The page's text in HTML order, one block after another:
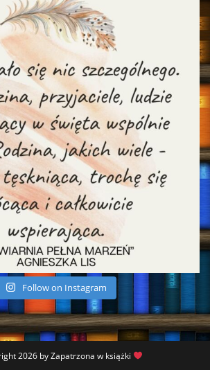
Follow on Instagram
2026 by Zapatrzona w książki